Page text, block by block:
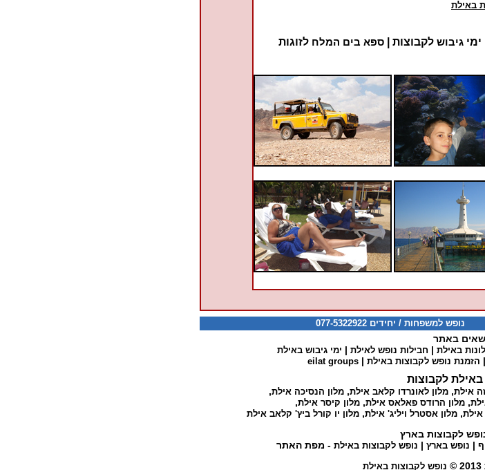
באילת
| ימי גיבוש לקבוצות | ספא בים המלח לזוגות
באתר
באילת | חבילות נופש לאילת | ימי גיבוש באילת
| הזמנת נופש לקבוצות באילת |
eilat groups
באילת לקבוצות
אילת, מלון לאונרדו קלאב אילת, מלון הנסיכה אילת,
, מלון הרודס פאלאס אילת, מלון קיסר אילת,
אילת, מלון אסטרל ויליג' אילת, מלון יו קורל ביץ' קלאב אילת
לקבוצות בארץ
| נופש בארץ | נופש לקבוצות באילת - מפת האתר
נופש לקבוצות באילת